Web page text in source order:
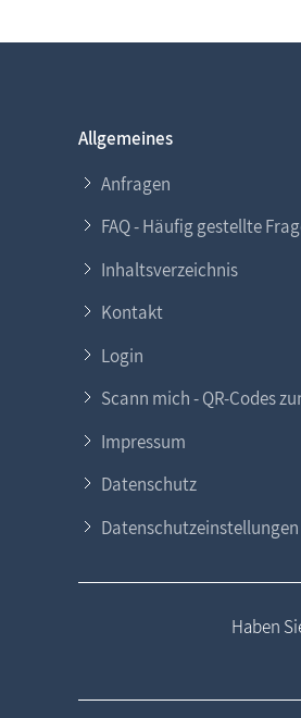
Allgemeines
Anfragen
FAQ - Häufig gestellte
Inhaltsverzeichnis
Kontakt
Login
Scann mich - QR-Codes
Impressum
Datenschutz
Datenschutzeinstellungen
Haben